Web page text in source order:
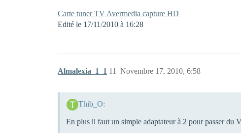
Carte tuner TV Avermedia capture HD
Edité le 17/11/2010 à 16:28
Almalexia_1_1 Novembre 17, 2010, 6:58
11
Thib_O:
En plus il faut un simple adaptateur à 2 pour passer du